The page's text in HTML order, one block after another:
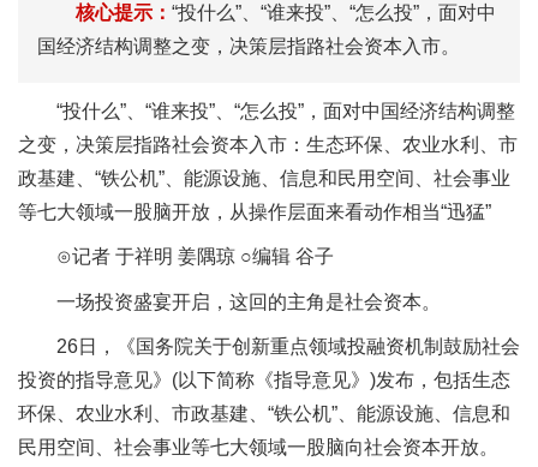
核心提示： “投什么”、“谁来投”、“怎么投”，面对中
国经济结构调整之变，决策层指路社会资本入市。
“投什么”、“谁来投”、“怎么投”，面对中国经济结构调整
之变，决策层指路社会资本入市：生态环保、农业水利、市
政基建、“铁公机”、能源设施、信息和民用空间、社会事业
等七大领域一股脑开放，从操作层面来看动作相当“迅猛”
⊙记者 于祥明 姜隅琼 ○编辑 谷子
一场投资盛宴开启，这回的主角是社会资本。
26日，《国务院关于创新重点领域投融资机制鼓励社会
投资的指导意见》(以下简称《指导意见》)发布，包括生态
环保、农业水利、市政基建、“铁公机”、能源设施、信息和
民用空间、社会事业等七大领域一股脑向社会资本开放。